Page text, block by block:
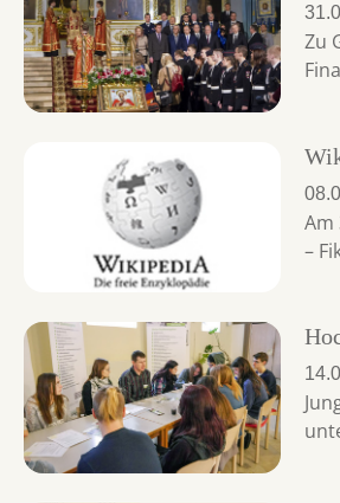
Zu
Am
–